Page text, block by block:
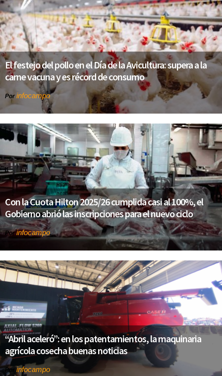
El festejo del pollo en el Día de la Avicultura: supera a la
carne vacuna y es récord de consumo
Por infocampo
Con la Cuota Hilton 2025/26 cumplida casi al 100%, el
Gobierno abrió las inscripciones para el nuevo ciclo
Porinfocampo
“Abril aceleró”: en los patentamientos, la maquinaria
agrícola cosecha buenas noticias
Por infocampo